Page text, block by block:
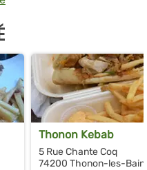
Thonon Kebab
5 Rue Chante Coq
74200 Thonon-les-